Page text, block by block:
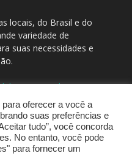
locais, do Brasil e do
variedade de
suas necessidades e
/
oferecer a você a
suas preferências e
tudo”, você concorda
No entanto, você pode
para fornecer um